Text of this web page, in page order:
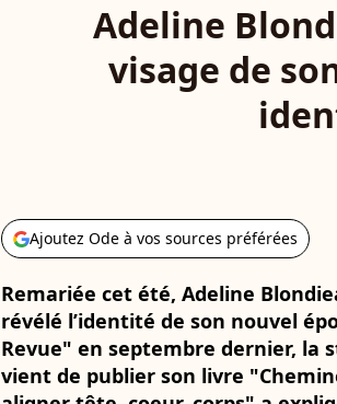
Adeline
visage de
Ajoutez Ode à vos sources préférées
Remariée cet été, Adeline
révélé l’identité de son nouvel
Revue" en septembre dernier, la
vient de publier son livre